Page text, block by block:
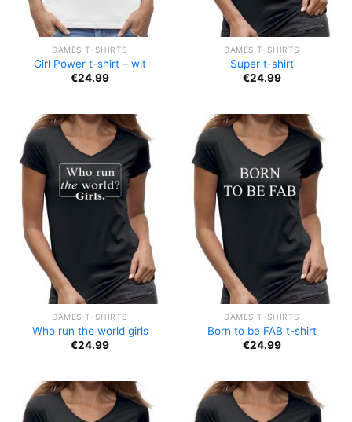
DAMES T-SHIRTS
Girl Power t-shirt – wit
€24.99
DAMES T-SHIRTS
Super t-shirt
€24.99
DAMES T-SHIRTS
Who run the world girls
€24.99
DAMES T-SHIRTS
Born to be FAB t-shirt
€24.99